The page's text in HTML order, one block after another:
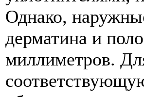
Однако,
дерматина и
миллиметров.